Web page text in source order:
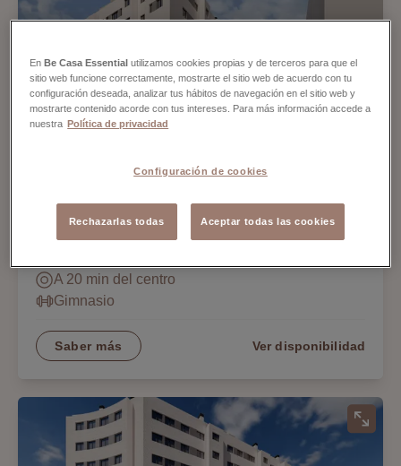
Torrent Park
A 20 min del centro
Gimnasio
Saber más Ver disponibilidad
EnBe Casa Essential utilizamos cookies propias y de terceros para que el
sitio web funcione correctamente, mostrarte el sitio web de acuerdo con tu
configuración deseada, analizar tus hábitos de navegación en el sitio web y
mostrarte contenido acorde con tus intereses. Para más información accede a
nuestra Política de privacidad
Configuración de cookies
Rechazarlas todas Aceptar todas las cookies